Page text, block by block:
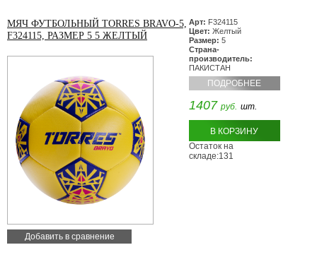
МЯЧ ФУТБОЛЬНЫЙ TORRES BRAVO-5,
F324115, РАЗМЕР 5 5 ЖЕЛТЫЙ
Добавить в сравнение
Арт: F324115
Цвет: Желтый
Размер: 5
Страна-
производитель:
ПАКИСТАН
ПОДРОБНЕЕ
1407 руб. шт.
В КОРЗИНУ
Остаток на
складе:131